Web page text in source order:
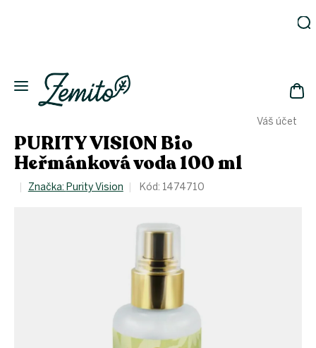
Váš účet
Eko
domácnost
Kosmetika
Eko
láhve
Akce
PURITY VISION Bio
Heřmánková voda 100 ml
Značka: Purity Vision Kód: 1474710